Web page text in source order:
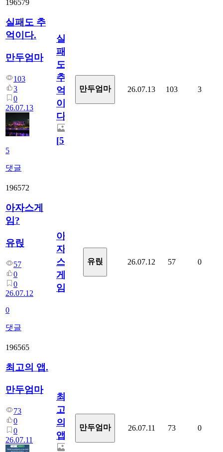
196579
실패도 추
억이다.
만두엄마
103
3
0
26.07.13
5
댓글
실
패
도
추
억
이
다.
[5]
만두엄마 26.07.13 103 3
196572
아자스게
임?
유릱
57
0
0
26.07.12
0
댓글
아
자
스
게
임?
유릱 26.07.12 57 0
196565
최고의 앱.
만두엄마
73
0
0
26.07.11
최
고
의
앱.
만두엄마 26.07.11 73 0